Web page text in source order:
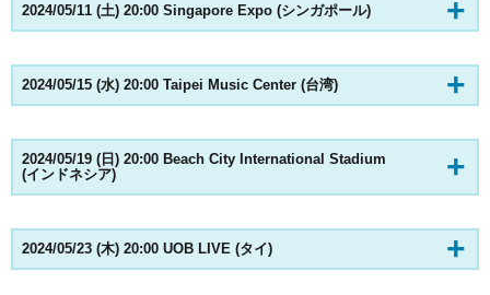
2024/05/11 (土) 20:00 Singapore Expo (シンガポール)
2024/05/15 (水) 20:00 Taipei Music Center (台湾)
2024/05/19 (日) 20:00 Beach City International Stadium
(インドネシア)
2024/05/23 (木) 20:00 UOB LIVE (タイ)